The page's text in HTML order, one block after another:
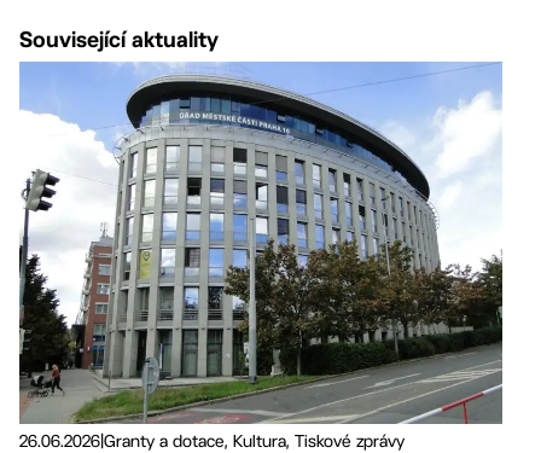
Související aktuality
26.06.2026|Granty a dotace, Kultura, Tiskové zprávy